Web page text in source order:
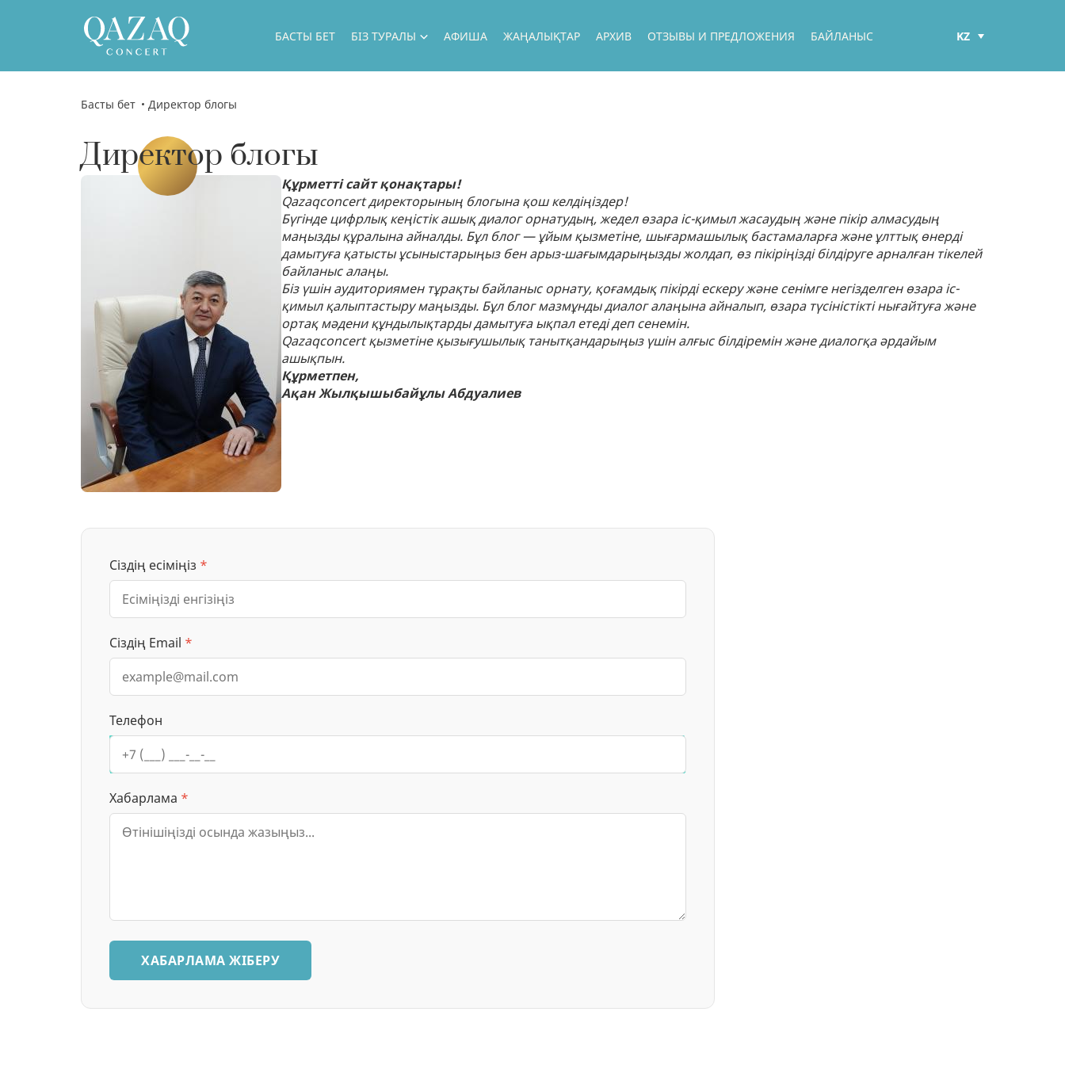
БАСТЫ БЕТ БІЗ ТУРАЛЫ
НАШИ ПРОЕКТЫ
ГАСТРОЛИ
БІЗДІҢ ҚОНАҚТАР
ФИЛИАЛ
НАШИ ВОЗМОЖНОСТИ
ГОСУДАРСТВЕННЫЕ ЗАКУПКИ
КОМПЛАЕНС СЛУЖБА
АФИША ЖАҢАЛЫҚТАР АРХИВ ОТЗЫВЫ И ПРЕДЛОЖЕНИЯ БАЙЛАНЫС
KZ
Басты бет
Директор блогы
Директор блогы
Құрметті сайт қонақтары!
Qazaqconcert директорының блогына қош келдіңіздер!
Бүгінде цифрлық кеңістік ашық диалог орнатудың, жедел өзара іс-қимыл жасаудың және пікір алмасудың
маңызды құралына айналды. Бұл блог — ұйым қызметіне, шығармашылық бастамаларға және ұлттық өнерді
дамытуға қатысты ұсыныстарыңыз бен арыз-шағымдарыңызды жолдап, өз пікіріңізді білдіруге арналған тікелей
байланыс алаңы.
Біз үшін аудиториямен тұрақты байланыс орнату, қоғамдық пікірді ескеру және сенімге негізделген өзара іс-
қимыл қалыптастыру маңызды. Бұл блог мазмұнды диалог алаңына айналып, өзара түсіністікті нығайтуға және
ортақ мәдени құндылықтарды дамытуға ықпал етеді деп сенемін.
Qazaqconcert қызметіне қызығушылық танытқандарыңыз үшін алғыс білдіремін және диалогқа әрдайым
ашықпын.
Құрметпен,
Ақан Жылқышыбайұлы Абдуалиев
Сіздің есіміңіз *
Сіздің Email *
Телефон
Хабарлама *
ХАБАРЛАМА ЖІБЕРУ